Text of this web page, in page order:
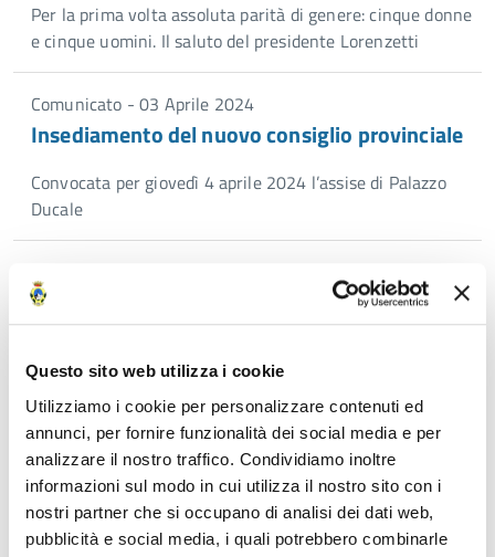
Questo sito web utilizza i cookie
Utilizziamo i cookie per personalizzare contenuti ed
annunci, per fornire funzionalità dei social media e per
analizzare il nostro traffico. Condividiamo inoltre
informazioni sul modo in cui utilizza il nostro sito con i
nostri partner che si occupano di analisi dei dati web,
pubblicità e social media, i quali potrebbero combinarle
Per la prima volta assoluta parità di genere: cinque donne
e cinque uomini. Il saluto del presidente Lorenzetti
Comunicato - 03 Aprile 2024
Insediamento del nuovo consiglio provinciale
Convocata per giovedì 4 aprile 2024 l’assise di Palazzo
Ducale
Giorno del ricordo: sabato 10 febbraio 2024
consiglio provinciale in seduta aperta
Riunione congiunta con i consigli comunali di Carrara,
Massa e Montignoso
Pagina
precedente
Pagina5 Pagina
successiva